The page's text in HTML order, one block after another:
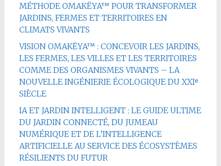
MÉTHODE OMAKËYA™ POUR TRANSFORMER
JARDINS, FERMES ET TERRITOIRES EN
CLIMATS VIVANTS
VISION OMAKËYA™ : CONCEVOIR LES JARDINS,
LES FERMES, LES VILLES ET LES TERRITOIRES
COMME DES ORGANISMES VIVANTS – LA
NOUVELLE INGÉNIERIE ÉCOLOGIQUE DU XXIᵉ
SIÈCLE
IA ET JARDIN INTELLIGENT : LE GUIDE ULTIME
DU JARDIN CONNECTÉ, DU JUMEAU
NUMÉRIQUE ET DE L’INTELLIGENCE
ARTIFICIELLE AU SERVICE DES ÉCOSYSTÈMES
RÉSILIENTS DU FUTUR